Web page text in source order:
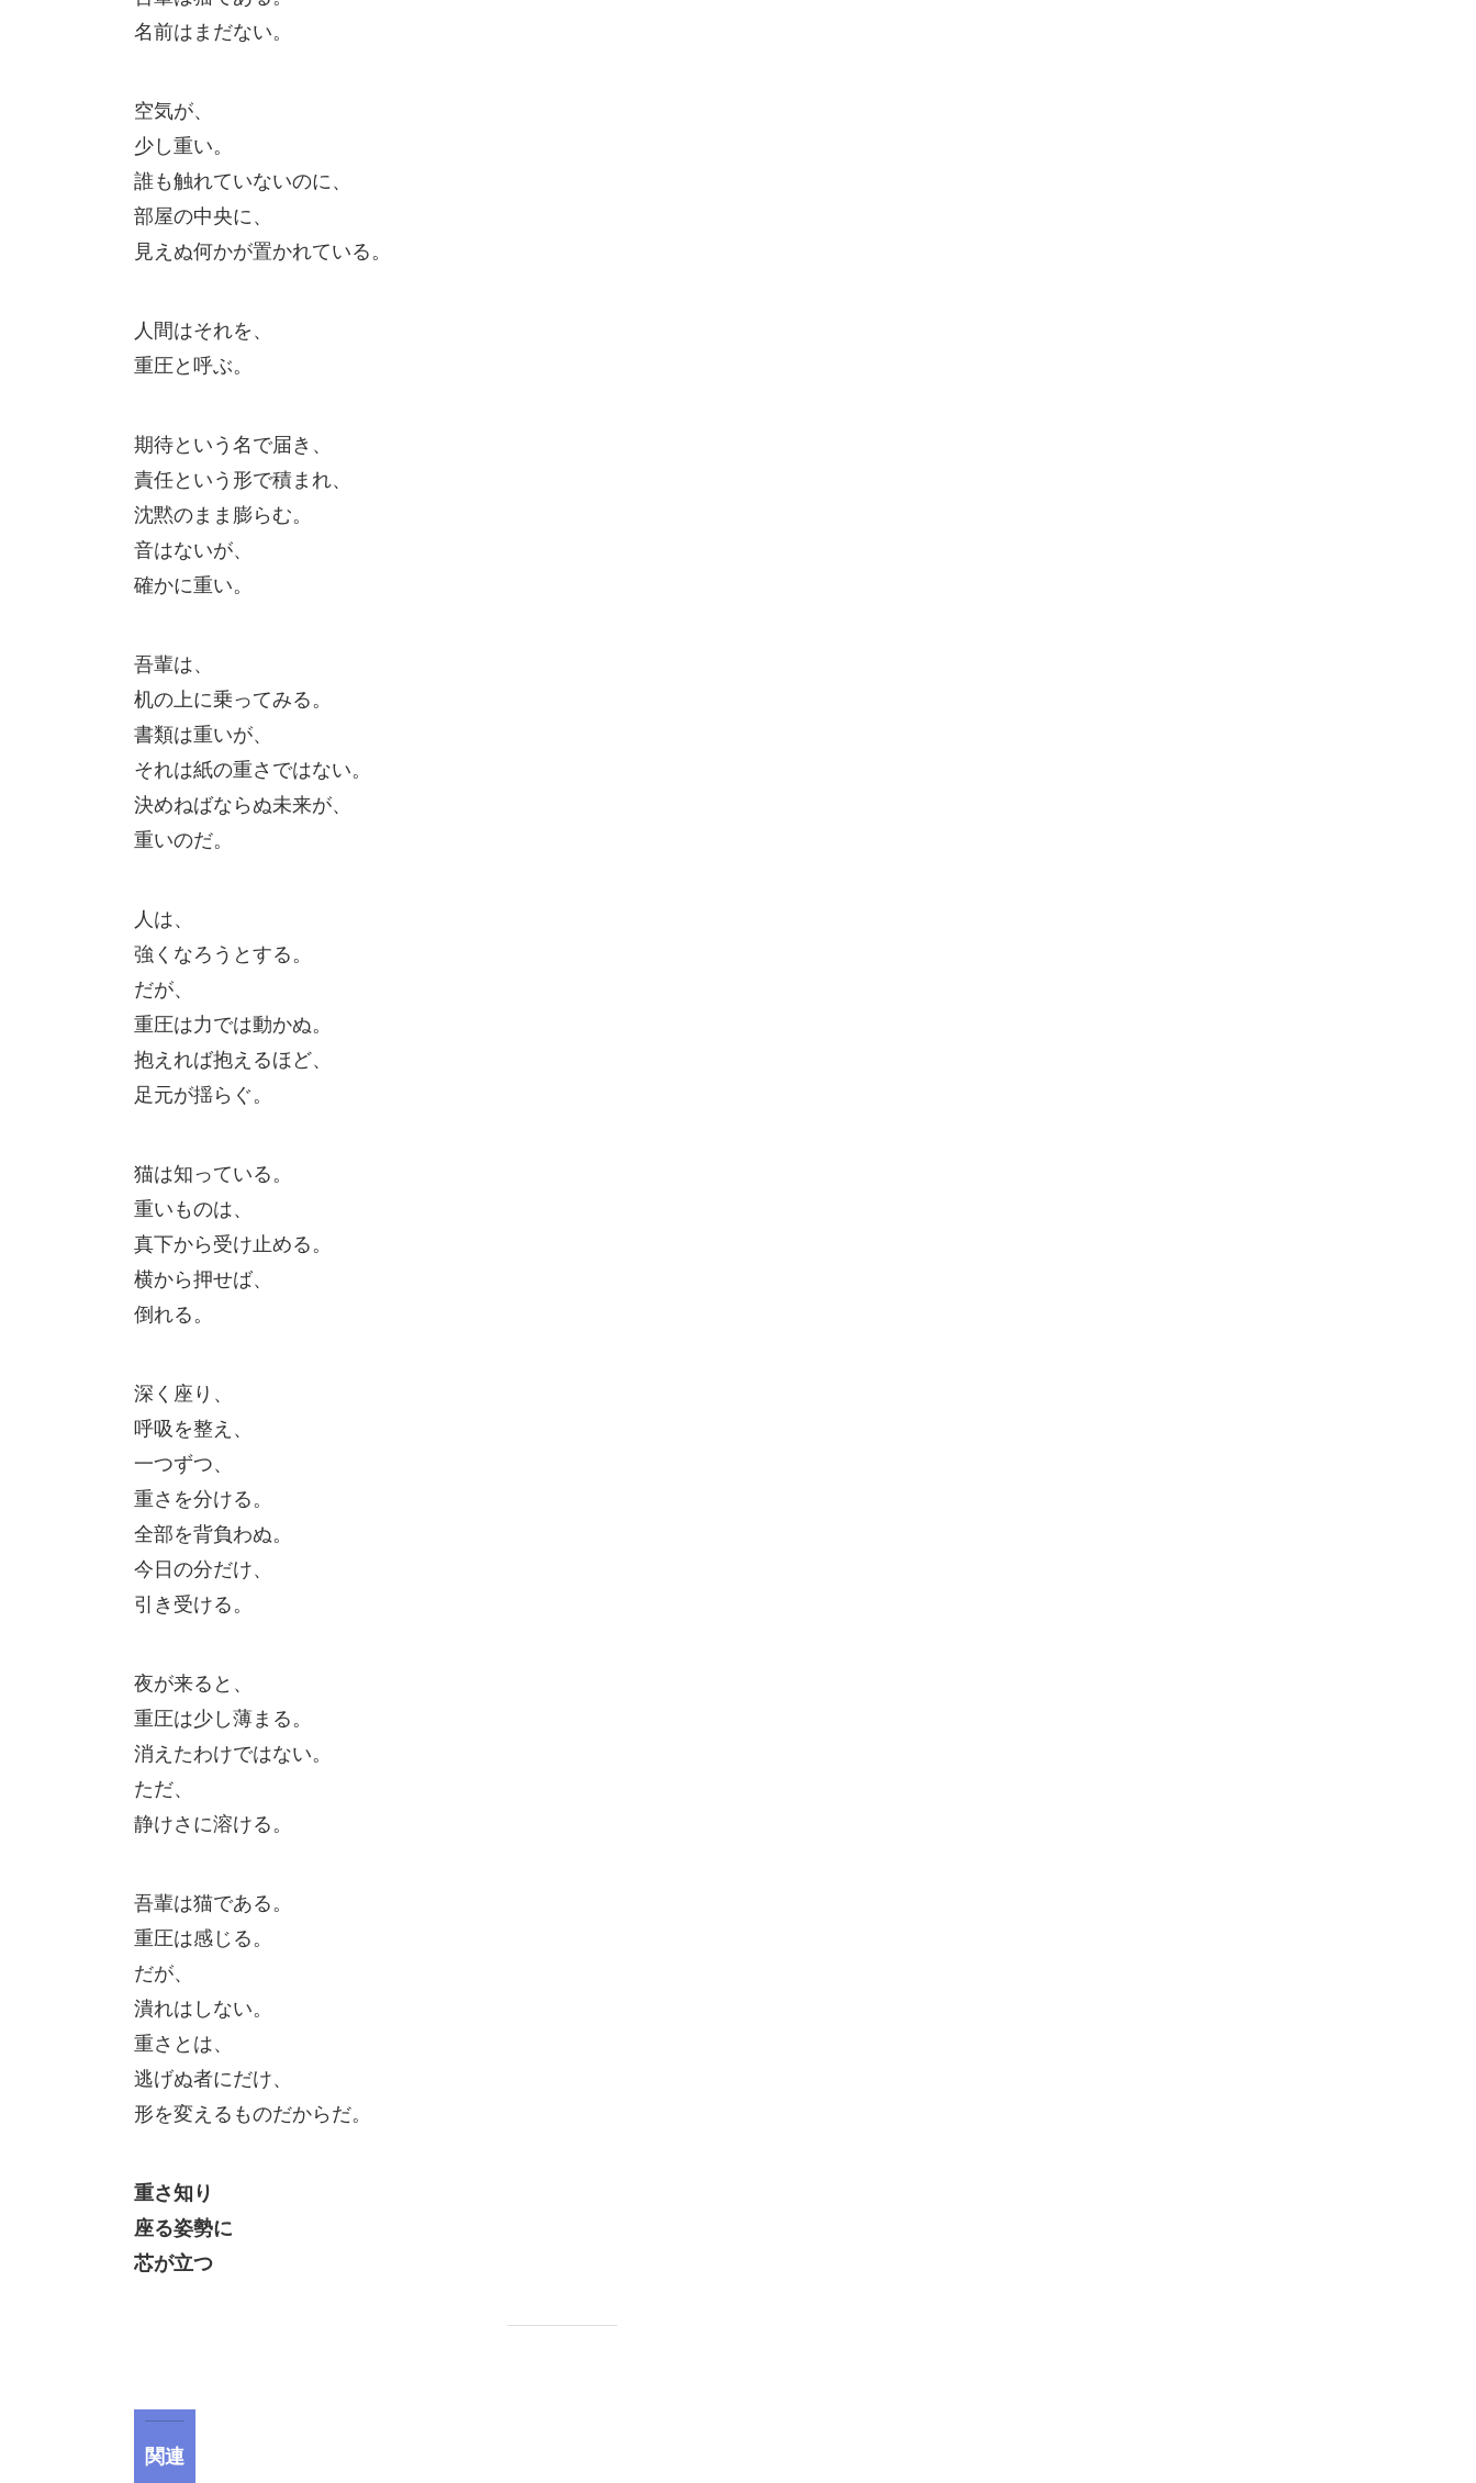
名前はまだない。
空気が、
少し重い。
誰も触れていないのに、
部屋の中央に、
見えぬ何かが置かれている。
人間はそれを、
重圧と呼ぶ。
期待という名で届き、
責任という形で積まれ、
沈黙のまま膨らむ。
音はないが、
確かに重い。
吾輩は、
机の上に乗ってみる。
書類は重いが、
それは紙の重さではない。
決めねばならぬ未来が、
重いのだ。
人は、
強くなろうとする。
だが、
重圧は力では動かぬ。
抱えれば抱えるほど、
足元が揺らぐ。
猫は知っている。
重いものは、
真下から受け止める。
横から押せば、
倒れる。
深く座り、
呼吸を整え、
一つずつ、
重さを分ける。
全部を背負わぬ。
今日の分だけ、
引き受ける。
夜が来ると、
重圧は少し薄まる。
消えたわけではない。
ただ、
静けさに溶ける。
吾輩は猫である。
重圧は感じる。
だが、
潰れはしない。
重さとは、
逃げぬ者にだけ、
形を変えるものだからだ。
重さ知り
座る姿勢に
芯が立つ
関連